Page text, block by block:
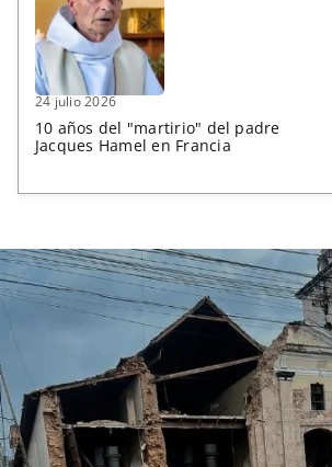
24 julio 2026
10 años del "martirio" del padre
Jacques Hamel en Francia